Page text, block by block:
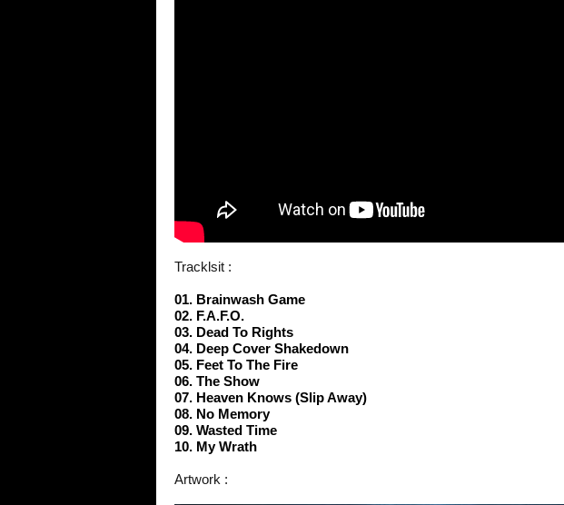
Tracklsit :
01. Brainwash Game
02. F.A.F.O.
03. Dead To Rights
04. Deep Cover Shakedown
05. Feet To The Fire
06. The Show
07. Heaven Knows (Slip Away)
08. No Memory
09. Wasted Time
10. My Wrath
Artwork :